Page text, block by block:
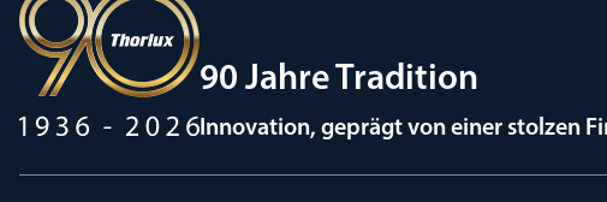
90 Jahre Tradition
Innovation, geprägt von einer stolzen